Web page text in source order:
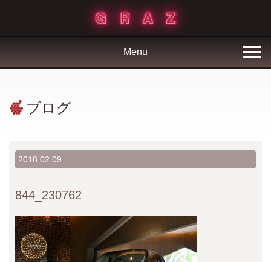
Menu
ブログ
2018.02.09
844_230762